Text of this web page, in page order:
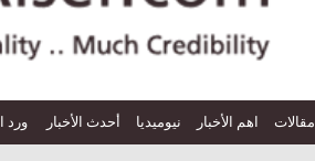
مقالات اهم الأخبار نيوميديا أحدث الأخبار ورد